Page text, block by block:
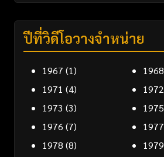
ปีที่วิดีโอวางจำหน่าย
1967 (1) 1968
1971 (4) 1972
1973 (3) 1975
1976 (7) 1977
1978 (8) 1979